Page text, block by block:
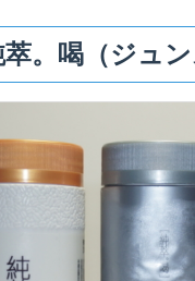
萃。喝（ジュ